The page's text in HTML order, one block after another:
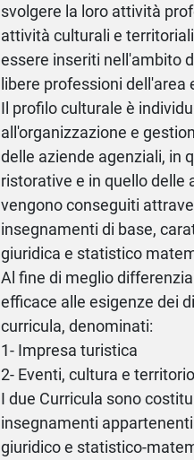
svolgere la loro attività
attività culturali e
essere inseriti nell'ambito
libere professioni
Il profilo culturale è
all'organizzazione e
delle aziende agenziali, in
ristorative e in quello
vengono conseguiti
insegnamenti di base,
giuridica e statistico
Al fine di meglio
efficace alle esigenze dei
curricula, denominati:
1- Impresa turistica
2- Eventi, cultura e territorio
I due Curricula sono
insegnamenti
giuridico e statistico-